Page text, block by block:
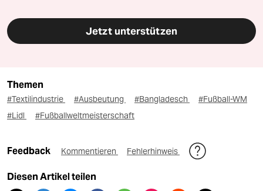
Jetzt unterstützen
Themen
#Textilindustrie #Ausbeutung #Bangladesch
#Fußball-WM
#Lidl
#Fußballweltmeisterschaft
Feedback Kommentieren Fehlerhinweis
Diesen Artikel teilen